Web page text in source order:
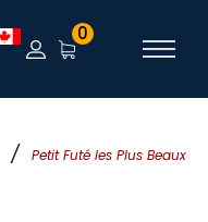
/
Petit Futé les Plus Beaux
0